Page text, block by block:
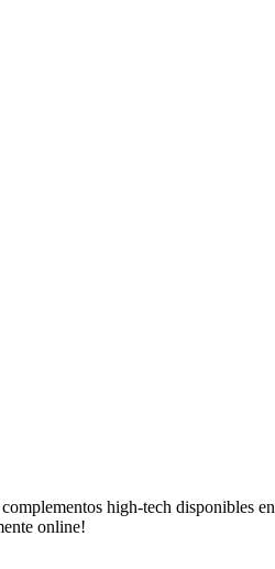
high-tech disponibles en
online!